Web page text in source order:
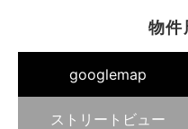
物件
googlemap
ストリートビュー